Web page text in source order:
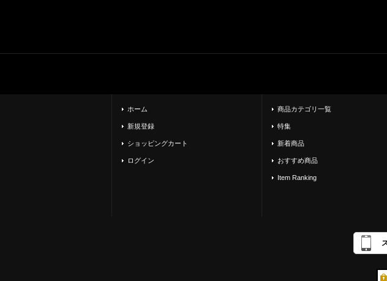
ホーム
新規登録
ショッピングカート
ログイン
商品カテゴリ一覧
特集
新着商品
おすすめ商品
Item Ranking